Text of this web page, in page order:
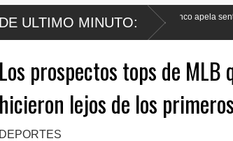
DE ULTIMO MINUTO:
de Wander Franco apela sentencia por abuso sexual
Los prospectos tops de
hicieron lejos de los
DEPORTES